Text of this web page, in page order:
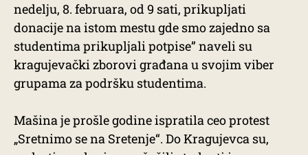
nedelju, 8. februara, od 9 sati, prikupljati
donacije na istom mestu gde smo zajedno sa
studentima prikupljali potpise” naveli su
kragujevački zborovi građana u svojim viber
grupama za podršku studentima.
Mašina je prošle godine ispratila ceo protest
„Sretnimo se na Sretenje“. Do Kragujevca su,